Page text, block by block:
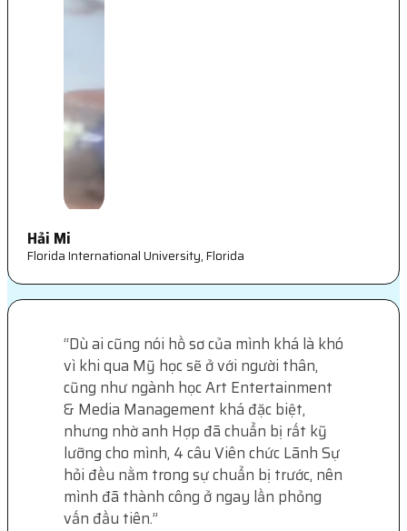
Hải Mi
Florida International University, Florida
“Dù ai cũng nói hồ sơ của mình khá là khó
vì khi qua Mỹ học sẽ ở với người thân,
cũng như ngành học Art Entertainment
& Media Management khá đặc biệt,
nhưng nhờ anh Hợp đã chuẩn bị rất kỹ
lưỡng cho mình, 4 câu Viên chức Lãnh Sự
hỏi đều nằm trong sự chuẩn bị trước, nên
mình đã thành công ở ngay lần phỏng
vấn đầu tiên.”